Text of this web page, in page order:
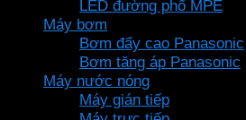
LED đường phố MPE
Máy bơm
Bơm đẩy cao Panasonic
Bơm tăng áp Panasonic
Máy nước nóng
Máy gián tiếp